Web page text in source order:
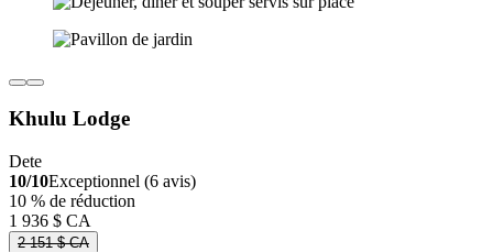
Khulu Lodge
Dete
10/10Exceptionnel (6 avis)
10 % de réduction
1 936 $ CA
2 151 $ CA